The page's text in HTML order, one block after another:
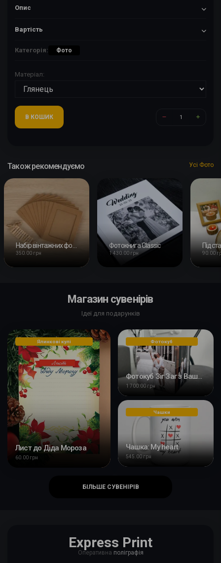
Опис
Вартість
Категорія: Фото
Матеріал:
В КОШИК
Також рекомендуємо Усі Фото
350.00 грн
Фотокнига Classic
1 430.00 грн 90.00
Магазин сувенірів
Ідеї для подарунків
Ялинкові кулі
Лист до Діда Мороза
60.00 грн
Фотокуб
Фотокуб Зіг Заг з Вашим фото
1 700.00 грн
Чашки
Чашка: My heart
545.00 грн
БІЛЬШЕ СУВЕНІРІВ
Express Print
Оперативна поліграфія